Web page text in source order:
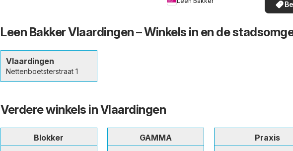
in
Leen Bakker Vlaardingen – Winkels in en de
Vlaardingen
Nettenboetsterstraat 1
Verdere winkels in Vlaardingen
Blokker
GAMMA
Praxis